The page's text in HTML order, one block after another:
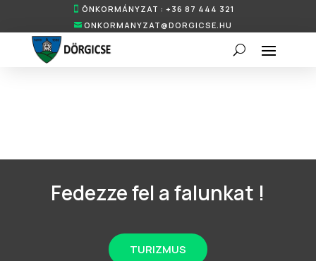
ÖNKORMÁNYZAT : +36 87 444 321
ONKORMANYZAT@DORGICSE.HU
Fedezze fel a falunkat !
TURIZMUS